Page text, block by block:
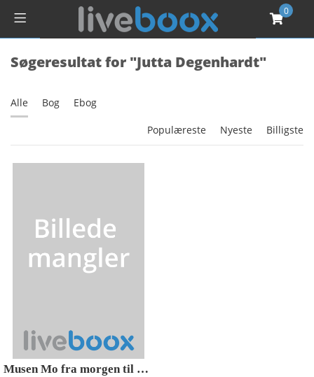
0
Søgeresultat for "Jutta Degenhardt"
Alle Bog Ebog
Populæreste Nyeste Billigste
Musen Mo fra morgen til aften